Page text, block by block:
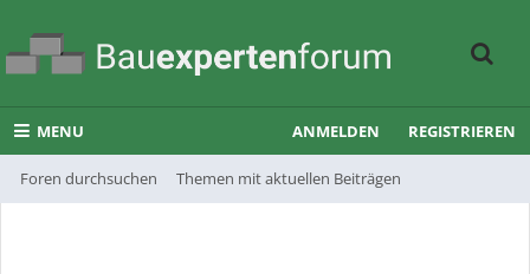
MENU
Foren durchsuchen Themen mit aktuellen Beiträgen
ANMELDEN REGISTRIEREN